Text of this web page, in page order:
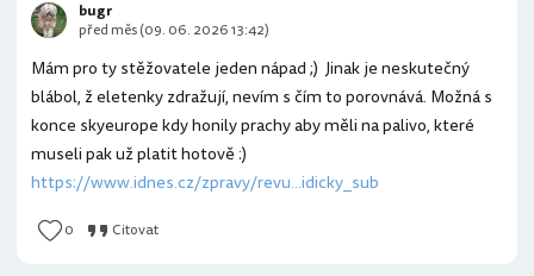
Mám pro ty stěžovatele jeden nápad ;) Jinak je neskutečný
blábol, ž eletenky zdražují, nevím s čím to porovnává. Možná s
konce skyeurope kdy honily prachy aby měli na palivo, které
museli pak už platit hotově :)
https://www.idnes.cz/zpravy/revu...idicky_sub
0 Citovat
bugr
před měs (09. 06. 2026 13:42)